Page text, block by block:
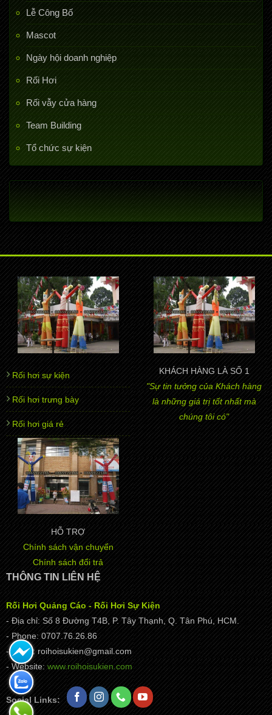
Lễ Công Bố
Mascot
Ngày hội doanh nghiệp
Rối Hơi
Rối vẫy cửa hàng
Team Building
Tổ chức sự kiện
Rối hơi sự kiện
Rối hơi trưng bày
Rối hơi giá rẻ
KHÁCH HÀNG LÀ SỐ 1
"Sự tin tưởng của Khách hàng
là những giá trị tốt nhất mà
chúng tôi có"
HỖ TRỢ
Chính sách vận chuyển
Chính sách đổi trả
THÔNG TIN LIÊN HỆ
Rối Hơi Quảng Cáo - Rối Hơi Sự Kiện
- Địa chỉ: Số 8 Đường T4B, P. Tây Thạnh, Q. Tân Phú, HCM.
- Phone: 0707.76.26.86
- Email: roihoisukien@gmail.com
- Website: www.roihoisukien.com
Social Links: